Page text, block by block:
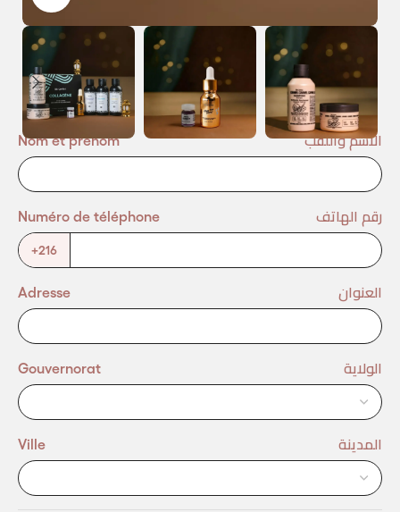
Nom et prénom الاسم واللقب
Numéro de téléphone رقم الهاتف
+216
Adresse العنوان
Gouvernorat الولاية
Ville المدينة